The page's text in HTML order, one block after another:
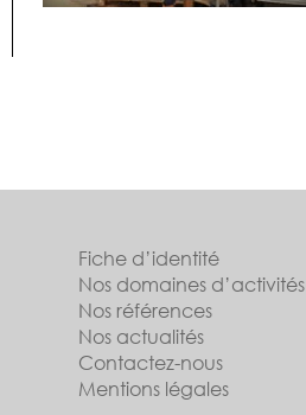
Fiche d’identité
Nos domaines d’activités
Nos références
Nos actualités
Contactez-nous
Mentions légales